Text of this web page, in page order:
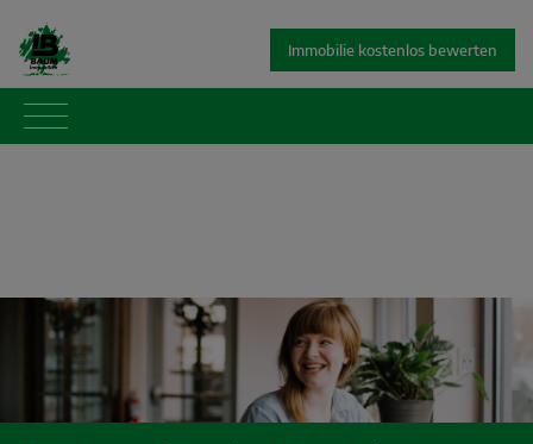
Immobilie kostenlos bewerten